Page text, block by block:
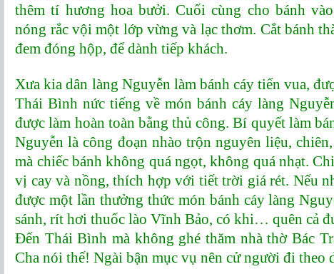
thêm tí hương hoa bưởi. Cuối cùng cho bánh
nóng rắc vội một lớp vừng và lạc thơm. Cắt bánh
đem đóng hộp, để dành tiếp khách.
Xưa kia dân làng Nguyễn làm bánh cáy tiến vua,
Thái Bình nức tiếng về món bánh cáy làng
được làm hoàn toàn bằng thủ công. Bí quyết làm
Nguyễn là công đoạn nhào trộn nguyên liệu,
mà chiếc bánh không quá ngọt, không quá nhạt.
vị cay và nồng, thích hợp với tiết trời giá rét. Nếu
được một lần thưởng thức món bánh cáy làng
sánh, rít hơi thuốc lào Vĩnh Bảo, có khi… quên cả
Đến Thái Bình mà không ghé thăm nhà thờ Bác
Cha nói thế! Ngài bận mục vụ nên cử người đi theo